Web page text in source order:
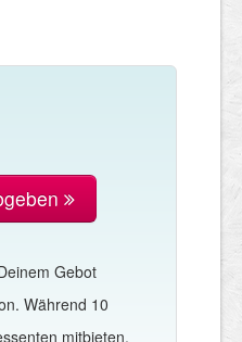
Gebot
Während 10
mitbieten.